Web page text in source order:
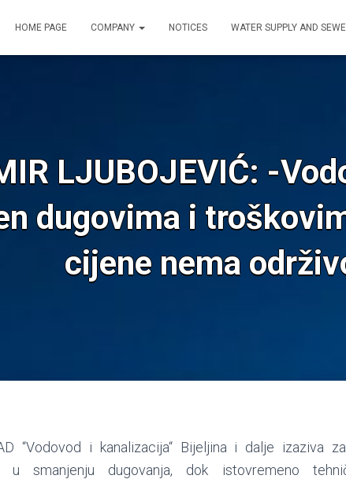
HOME PAGE COMPANY NOTICES WATER SUPPLY AND
LJUBOJEVIĆ: -
dugovima i
cijene nema
“Vodovod i kanalizacija“ Bijeljina i dalje izaziva
u smanjenju dugovanja, dok istovremeno